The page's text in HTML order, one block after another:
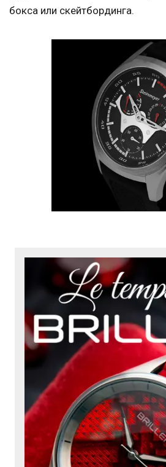
бокса или скейтбординга.